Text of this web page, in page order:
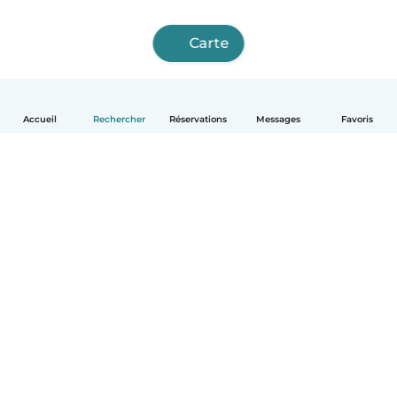
Accueil Rechercher Réservations Messages Favoris
Carte